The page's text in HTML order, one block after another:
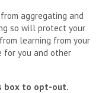
aggregating and
so will protect your
learning from your
for you and other
box to opt-out.